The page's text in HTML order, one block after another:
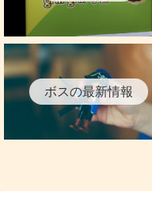
ボスの最新情報